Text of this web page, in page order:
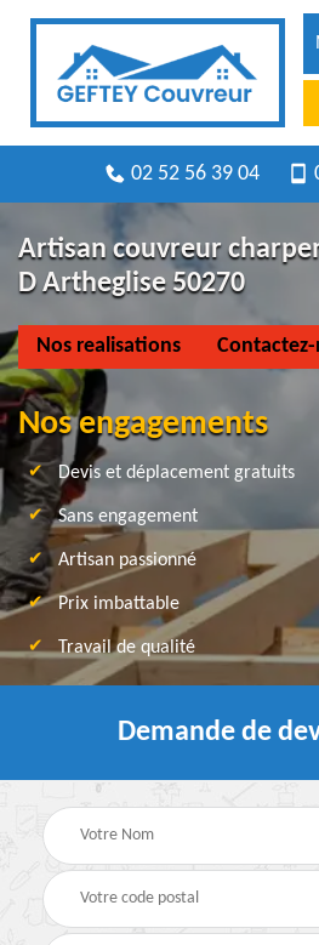
02 52 56 39 04
Artisan couvreur
D Artheglise 50270
Nos realisations
Nos engagements
Devis et déplacement gratuits
Sans engagement
Artisan passionné
Prix imbattable
Travail de qualité
Demande de